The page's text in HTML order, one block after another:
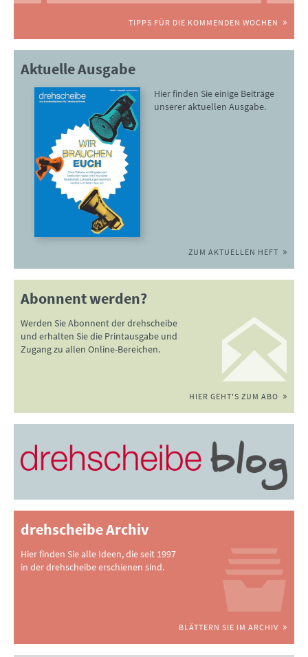
TIPPS FÜR DIE KOMMENDEN WOCHEN
Aktuelle Ausgabe
Hier finden Sie einige Beiträge
unserer aktuellen Ausgabe.
ZUM AKTUELLEN HEFT
Abonnent werden?
Werden Sie Abonnent der drehscheibe
und erhalten Sie die Printausgabe und
Zugang zu allen Online-Bereichen.
HIER GEHT'S ZUM ABO
drehscheibe Archiv
Hier finden Sie alle Ideen, die seit 1997
in der drehscheibe erschienen sind.
BLÄTTERN SIE IM ARCHIV